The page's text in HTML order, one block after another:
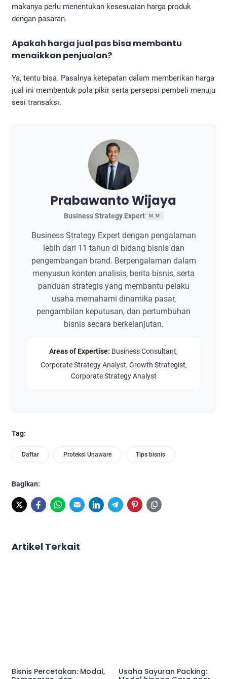
makanya perlu menentukan kesesuaian harga produk
dengan pasaran.
Apakah harga jual pas bisa membantu
menaikkan penjualan?
Ya, tentu bisa. Pasalnya ketepatan dalam memberikan harga
jual ini membentuk pola pikir serta persepsi pembeli menuju
sesi transaksi.
Prabawanto Wijaya
Business Strategy Expert M. M
Business Strategy Expert dengan pengalaman
lebih dari 11 tahun di bidang bisnis dan
pengembangan brand. Berpengalaman dalam
menyusun konten analisis, berita bisnis, serta
panduan strategis yang membantu pelaku
usaha memahami dinamika pasar,
pengambilan keputusan, dan pertumbuhan
bisnis secara berkelanjutan.
Areas of Expertise: Business Consultant,
Corporate Strategy Analyst, Growth Strategist,
Corporate Strategy Analyst
Tag:
Daftar Proteksi Unaware Tips bisnis
Bagikan:
Artikel Terkait
Bisnis Percetakan: Modal,
Usaha Sayuran Packing: